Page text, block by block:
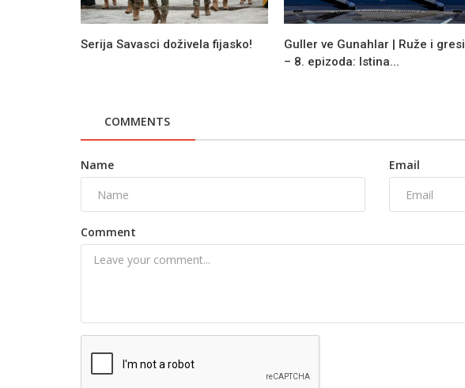
Serija Savasci doživela fijasko!
Guller ve Gunahlar | Ruže i gresi
– 8. epizoda: Istina...
COMMENTS
Name Email
Comment